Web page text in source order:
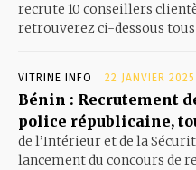
recrute 10 conseillers
retrouverez ci-dessous tous
VITRINE INFO 22 JANVIER 2025
Bénin : Recrutement
police républicaine,
de l’Intérieur et de la
lancement du concours de